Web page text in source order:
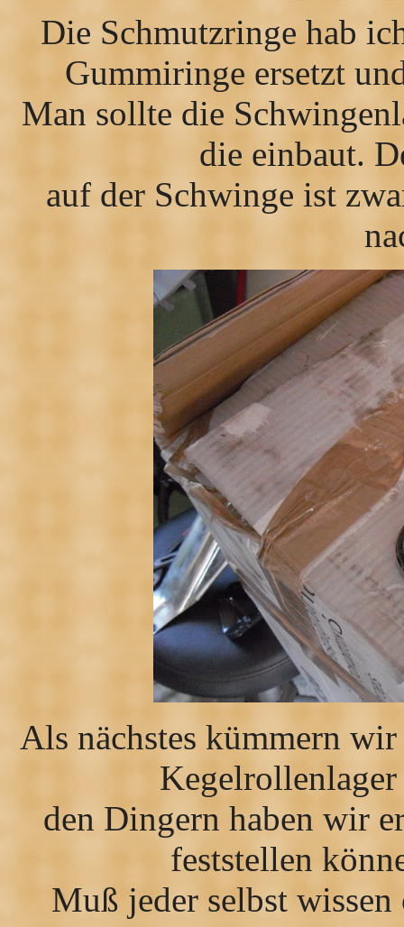
Die Schmutzringe hab
Gummiringe ersetzt
Man sollte die
die einbaut.
auf der Schwinge ist
Als nächstes kümmern
den Dingern haben wir
feststellen
Muß jeder selbst